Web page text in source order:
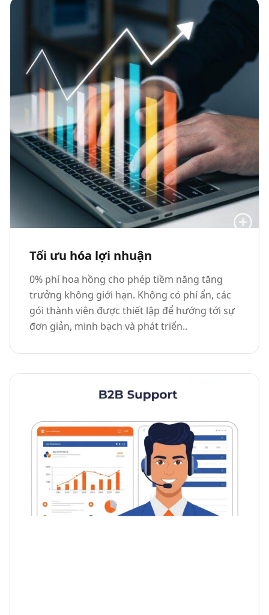
Tối ưu hóa lợi nhuận
0% phí hoa hồng cho phép tiềm năng tăng
trưởng không giới hạn. Không có phí ẩn, các
gói thành viên được thiết lập để hướng tới sự
đơn giản, minh bạch và phát triển..